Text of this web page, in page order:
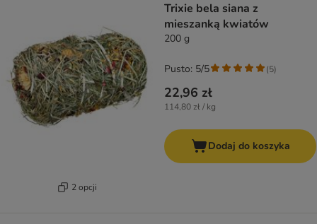
2 opcji
Trixie bela siana z
mieszanką kwiatów
200 g
22,96 zł
114,80 zł / kg
Pusto: 5/5 (5)
Dodaj do koszyka